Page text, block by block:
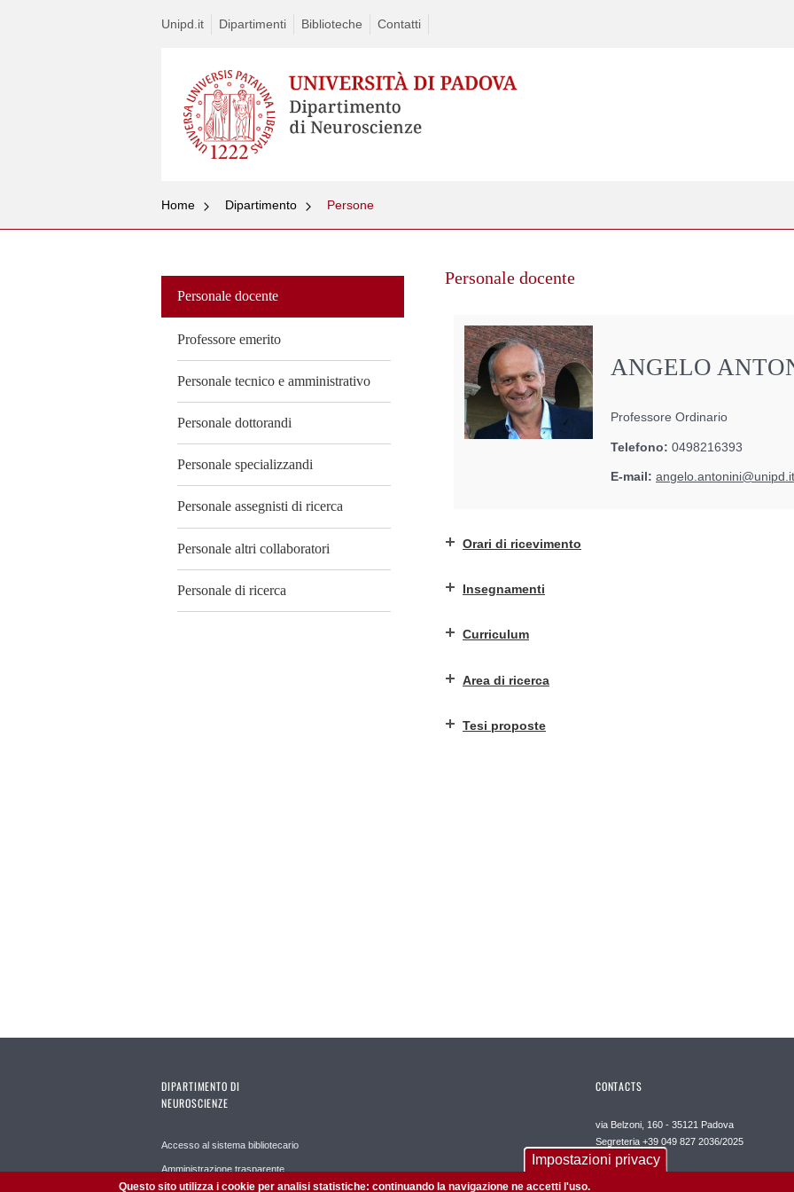
Unipd.it Dipartimenti Biblioteche Contatti
Home Dipartimento Persone
Personale docente
Professore emerito
Personale tecnico e amministrativo
Personale dottorandi
Personale specializzandi
Personale assegnisti di ricerca
Personale altri collaboratori
Personale di ricerca
Personale docente
ANGELO
Professore Ordinario
Telefono: 0498216393
E-mail: angelo.antonini@unipd.it
Orari di ricevimento
Insegnamenti
Curriculum
Area di ricerca
Tesi proposte
DIPARTIMENTO DI
NEUROSCIENZE
Accesso al sistema bibliotecario
Amministrazione trasparente
CONTACTS
via Belzoni, 160 - 35121 Padova
Segreteria +39 049 827 2036/2025
Posta certificata
Impostazioni privacy
Questo sito utilizza i cookie per analisi statistiche: continuando la navigazione ne accetti l'uso.